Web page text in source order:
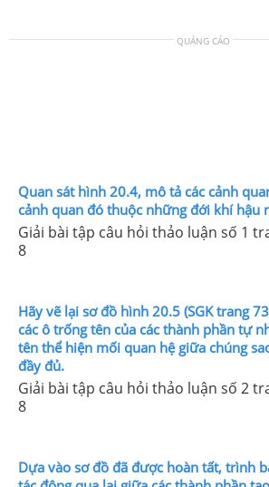
QUẢNG CÁO
Quan sát hình 20.4, mô tả các cảnh
cảnh quan đó thuộc những đới khí hậu
Giải bài tập câu hỏi thảo luận số 1
8
Hãy vẽ lại sơ đồ hình 20.5 (SGK trang
các ô trống tên của các thành phần tự
tên thể hiện mối quan hệ giữa chúng
đầy đủ.
Giải bài tập câu hỏi thảo luận số 2
8
Dựa vào sơ đồ đã được hoàn tất, trình